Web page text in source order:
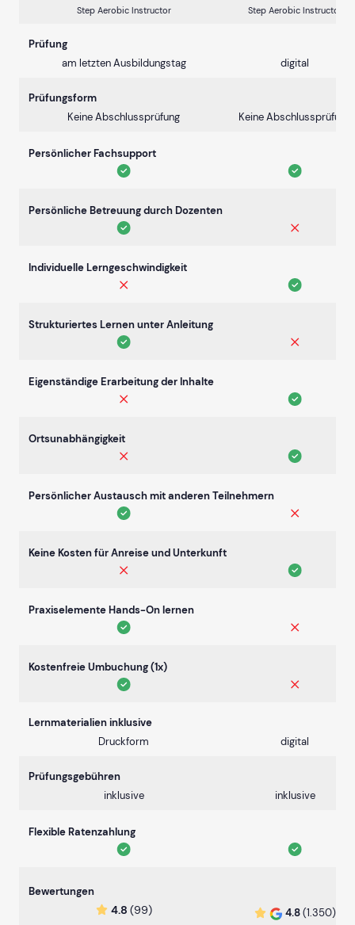
Step Aerobic Instructor Step Aerobic Instructor
Prüfung
am letzten Ausbildungstag
digital
Prüfungsform
Keine Abschlussprüfung
Keine Abschlussprüfung
Persönlicher Fachsupport
Persönliche Betreuung durch Dozenten
Individuelle Lerngeschwindigkeit
Strukturiertes Lernen unter Anleitung
Eigenständige Erarbeitung der Inhalte
Ortsunabhängigkeit
Persönlicher Austausch mit anderen Teilnehmern
Keine Kosten für Anreise und Unterkunft
Praxiselemente Hands-On lernen
Kostenfreie Umbuchung (1x)
Lernmaterialien inklusive
Druckform
digital
Prüfungsgebühren
inklusive
inklusive
Flexible Ratenzahlung
Bewertungen
4.8 (99) 4.8(1.350)